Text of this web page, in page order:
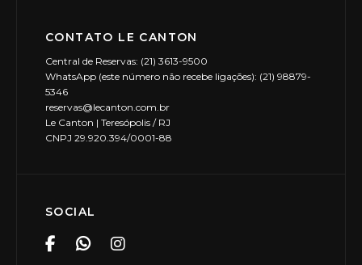
CONTATO LE CANTON
Central de Reservas: (21) 3613-9500
WhatsApp (este número não recebe ligações): (21) 98879-
5346
reservas@lecanton.com.br
Le Canton | Teresópolis / RJ
CNPJ 29.920.394/0001-88
SOCIAL